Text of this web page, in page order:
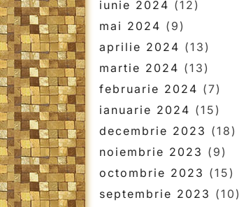
iunie 2024 (12)
mai 2024 (9)
aprilie 2024 (13)
martie 2024 (13)
februarie 2024 (7)
ianuarie 2024 (15)
decembrie 2023 (18)
noiembrie 2023 (9)
octombrie 2023 (15)
septembrie 2023 (10)